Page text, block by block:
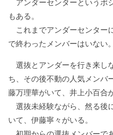
もある。
これまでアンダーセンター
で終わったメンバーはいない。
選抜とアンダーを行き来し
ち、その後不動の人気メンバ
藤万理華がいて、井上小百合
選抜未経験ながら、然る後
いて、伊藤寧々がいる。